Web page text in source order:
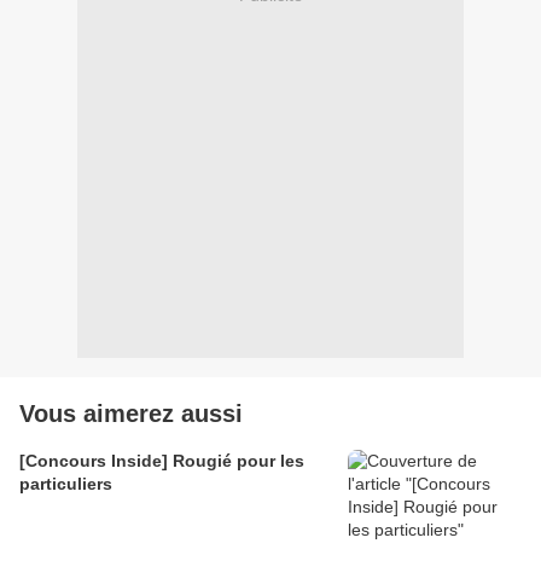
Vous aimerez aussi
[Concours Inside] Rougié pour les
particuliers